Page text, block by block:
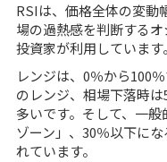
RSIは、価格全体の変動
場の過熱感を判断する
投資家が利用しています。
レンジは、0％から100
のレンジ、相場下落時
多いです。そして、一
ゾーン」、30％以下に
れています。